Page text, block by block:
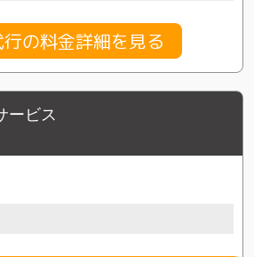
の料金詳細を見る
ービス